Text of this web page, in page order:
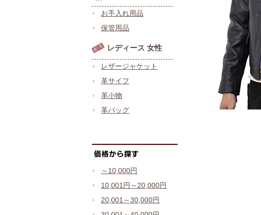
お手入れ用品
保管用品
レディース 女性
レザージャケット
革サイフ
革小物
革バッグ
～10,000円
10,001円～20,000円
20,001～30,000円